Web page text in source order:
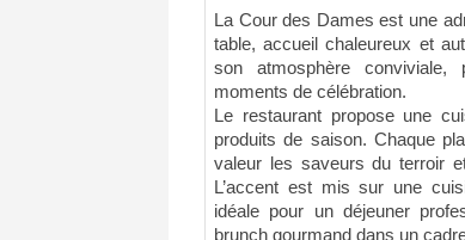
La Cour des Dames est une
table, accueil chaleureux et
son atmosphère conviviale,
moments de célébration.
Le restaurant propose une
produits de saison. Chaque
valeur les saveurs du terroir
L’accent est mis sur une
idéale pour un déjeuner
brunch gourmand dans un